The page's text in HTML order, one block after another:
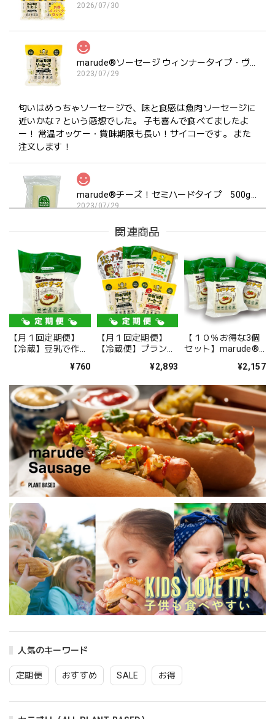
人気のキーワード
定期便 おすすめ SALE お得
2026/07/30
2023/07/29
匂いはめっちゃソーセージで、味と食感は魚肉ソーセージに
近いかな？という感想でした。 子も喜んで食べてましたよ
ー！ 常温オッケー・賞味期限も長い！サイコーです。 また
注文します！
2023/07/29
2回目の注文です。 夫が大好きなのでリピートしました！ お
いしかったです!
marude®︎チーズ！セミハードタイプ 500g 業務用ブロック
2023/07/29
初めて食べてからリピートしてます
【冷凍便のみ】marude®︎チキンフィレ・Marude Chik'n 500ｇ（バルクパック/ Bulk Type）１００％プラントベースチキン・Plant-based Chik'n
2023/06/12
これは美味しかった チキンです
marude®︎チーズ！セミハードタイプ 500g 業務用ブロック
2023/06/12
ねっとり美味しかった
marude®︎チーズ！セミハードタイプ 500g 業務用ブロック
2023/05/07
2023/05/07
関連商品
【月１回定期便】
【冷蔵】豆乳で作っ
ズ セミハードタイ
Cheese (Soy
Cheese) / Semi-
hard Type 250g
¥760
【月１回定期便】
【冷蔵便】プラント
¥2,893
【１０％お得な3個
セット】marude®︎
Cheese) / Semi-
hard Type 250g x 3
Block Set
¥2,157